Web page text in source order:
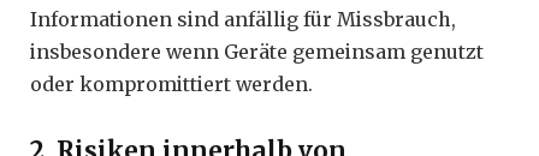
Informationen sind anfällig für Missbrauch,
insbesondere wenn Geräte gemeinsam genutzt
oder kompromittiert werden.